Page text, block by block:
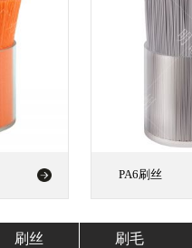
PA6刷丝
刷丝 刷毛